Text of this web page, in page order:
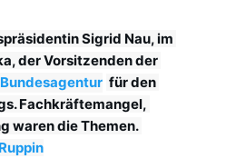
Sigrid Nau, im
der Vorsitzenden der
für den
Fachkräftemangel,